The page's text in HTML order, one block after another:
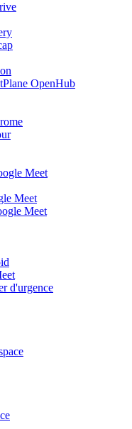
OpenHub
Meet
Meet
Meet
d'urgence